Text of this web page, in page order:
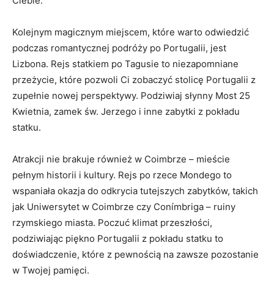
Kolejnym magicznym miejscem, które warto odwiedzić
podczas romantycznej podróży po Portugalii, jest
Lizbona. Rejs statkiem po Tagusie to niezapomniane
przeżycie, które pozwoli Ci zobaczyć stolicę Portugalii z
zupełnie nowej perspektywy. Podziwiaj słynny Most 25
Kwietnia, zamek św. Jerzego i inne zabytki z pokładu
statku.
Atrakcji nie brakuje również w Coimbrze – mieście
pełnym historii i kultury. Rejs po rzece Mondego to
wspaniała okazja do odkrycia tutejszych zabytków, takich
jak Uniwersytet w Coimbrze czy Conímbriga – ruiny
rzymskiego miasta. Poczuć klimat przeszłości,
podziwiając piękno Portugalii z pokładu statku to
doświadczenie, które z pewnością na zawsze pozostanie
w Twojej pamięci.